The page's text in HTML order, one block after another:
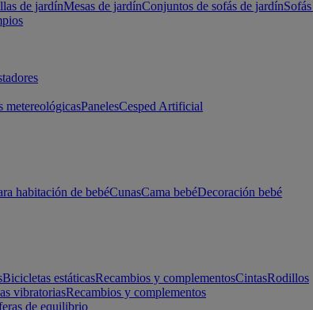
de jardínMesas de jardínConjuntos de sofás de jardín
metereológicasPanelesCesped Artificial
habitación de bebéCunasCama bebéDecoración bebé
Bicicletas estáticasRecambios y complementosCintasRodillos
vibratoriasRecambios y complementos
de equilibrio